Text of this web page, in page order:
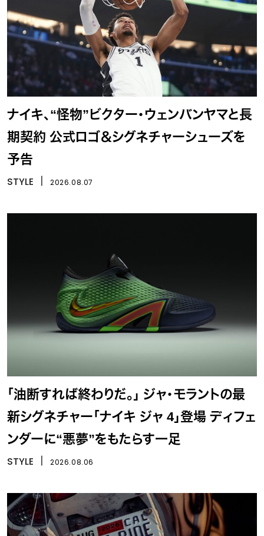
ナイキ、“怪物”ビクター・ウェンバンヤマと長
期契約 公式ロゴ＆シグネチャーシューズを
予告
STYLE 2026.08.07
「油断すれば終わりだ。」 ジャ・モラントの最
新シグネチャー「ナイキ ジャ 4」登場 ディフェ
ンダーに“悪夢”をもたらす一足
STYLE 2026.08.06